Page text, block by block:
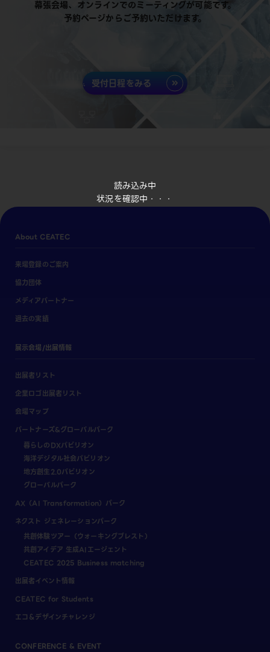
読み込み中
状況を確認中・・・
幕張会場、オンラインでのミーティングが可能です。
予約ページからご予約いただけます。
受付日程をみる
About CEATEC
来場登録のご案内
協力団体
メディアパートナー
過去の実績
展示会場/出展情報
出展者リスト
企業ロゴ出展者リスト
会場マップ
パートナーズ&グローバルパーク
暮らしのDXパビリオン
海洋デジタル社会パビリオン
地方創生2.0パビリオン
グローバルパーク
AX（AI Transformation）パーク
ネクスト ジェネレーションパーク
共創体験ツアー（ウォーキングブレスト）
共創アイデア 生成AIエージェント
CEATEC 2025 Business matching
出展者イベント情報
CEATEC for Students
エコ＆デザインチャレンジ
CONFERENCE & EVENT